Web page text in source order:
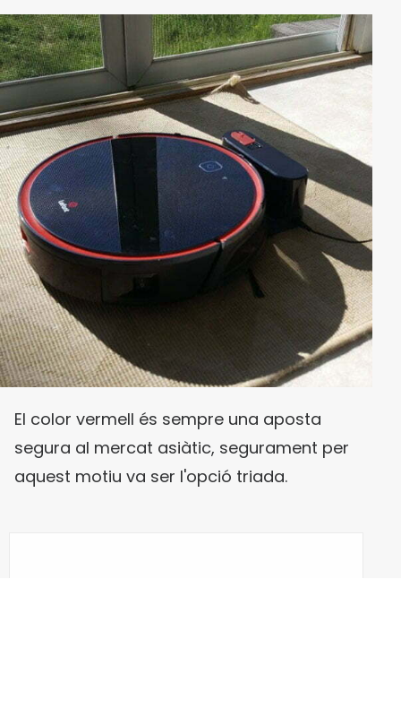
El color vermell és sempre una aposta
segura al mercat asiàtic, segurament per
aquest motiu va ser l'opció triada.